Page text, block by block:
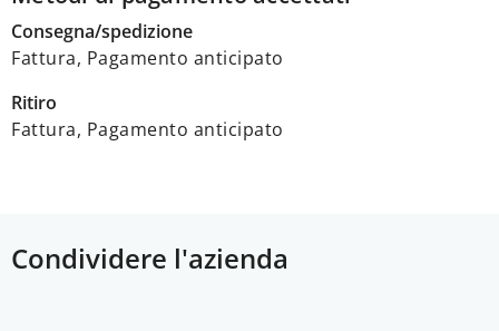
Consegna/spedizione
Fattura, Pagamento anticipato
Ritiro
Fattura, Pagamento anticipato
Condividere l'azienda